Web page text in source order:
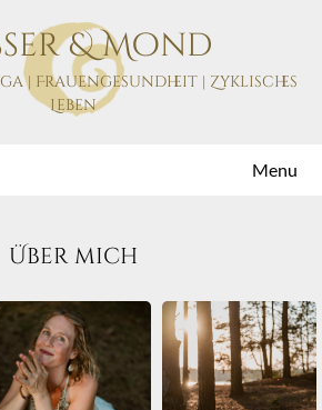
& Mond
| Frauengesundheit | Zyklisches
Leben
Menu
Über mich